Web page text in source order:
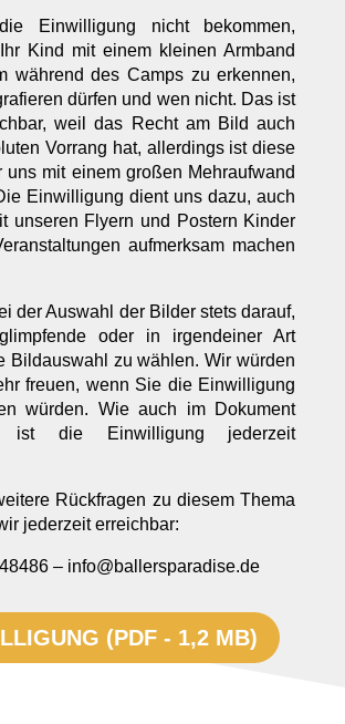
Einwilligung nicht bekommen,
Kind mit einem kleinen Armband
während des Camps zu erkennen,
dürfen und wen nicht. Das ist
weil das Recht am Bild auch
Vorrang hat, allerdings ist diese
uns mit einem großen Mehraufwand
Einwilligung dient uns dazu, auch
unseren Flyern und Postern Kinder
aufmerksam machen
der Auswahl der Bilder stets darauf,
oder in irgendeiner Art
Bildauswahl zu wählen. Wir würden
freuen, wenn Sie die Einwilligung
würden. Wie auch im Dokument
ist die Einwilligung jederzeit
Rückfragen zu diesem Thema
jederzeit erreichbar:
– info@ballersparadise.de
(PDF - 1,2 MB)